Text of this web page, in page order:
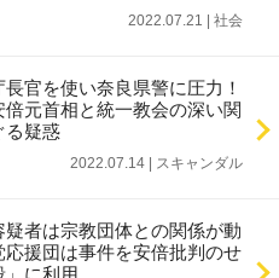
2022.07.21 | 社会
官を使い奈良県警に圧力！
倍元首相と統一教会の深い関
る疑惑
2022.07.14 | スキャンダル
者は宗教団体との関係が動
援団は事件を安倍批判のせ
」に利用